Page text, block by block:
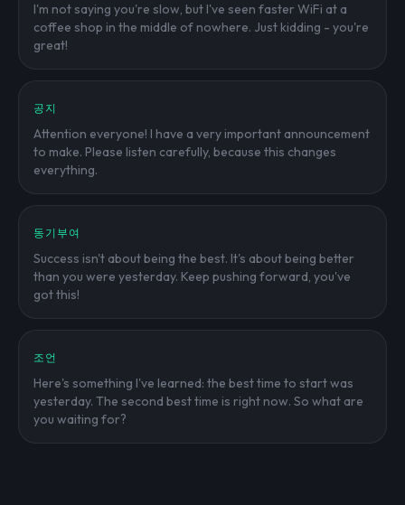
I'm not saying you're slow, but I've seen faster WiFi at a
coffee shop in the middle of nowhere. Just kidding - you're
great!
공지
Attention everyone! I have a very important announcement
to make. Please listen carefully, because this changes
everything.
동기부여
Success isn't about being the best. It's about being better
than you were yesterday. Keep pushing forward, you've
got this!
조언
Here's something I've learned: the best time to start was
yesterday. The second best time is right now. So what are
you waiting for?